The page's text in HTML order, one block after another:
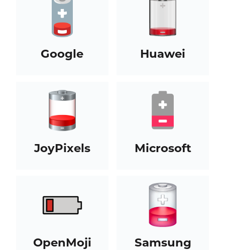
Google Huawei
JoyPixels Microsoft
OpenMoji Samsung